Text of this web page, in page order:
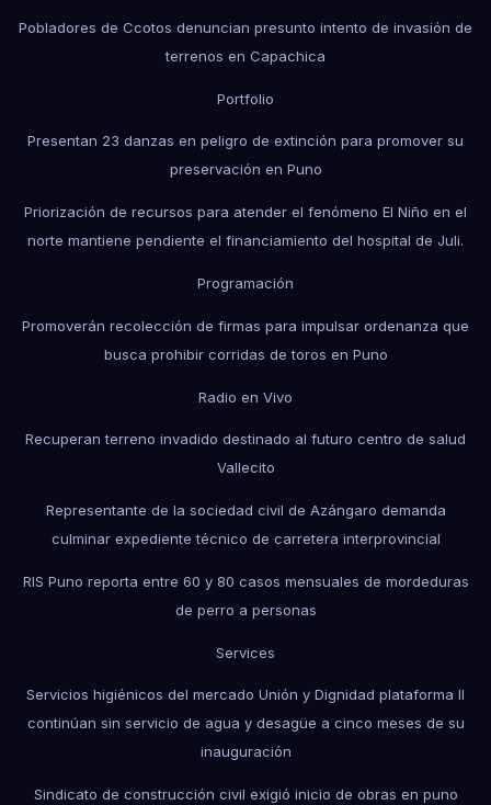
Pobladores de Ccotos denuncian presunto intento de invasión de
terrenos en Capachica
Portfolio
Presentan 23 danzas en peligro de extinción para promover su
preservación en Puno
Priorización de recursos para atender el fenómeno El Niño en el
norte mantiene pendiente el financiamiento del hospital de Juli.
Programación
Promoverán recolección de firmas para impulsar ordenanza que
busca prohibir corridas de toros en Puno
Radio en Vivo
Recuperan terreno invadido destinado al futuro centro de salud
Vallecito
Representante de la sociedad civil de Azángaro demanda
culminar expediente técnico de carretera interprovincial
RIS Puno reporta entre 60 y 80 casos mensuales de mordeduras
de perro a personas
Services
Servicios higiénicos del mercado Unión y Dignidad plataforma II
continúan sin servicio de agua y desagüe a cinco meses de su
inauguración
Sindicato de construcción civil exigió inicio de obras en puno